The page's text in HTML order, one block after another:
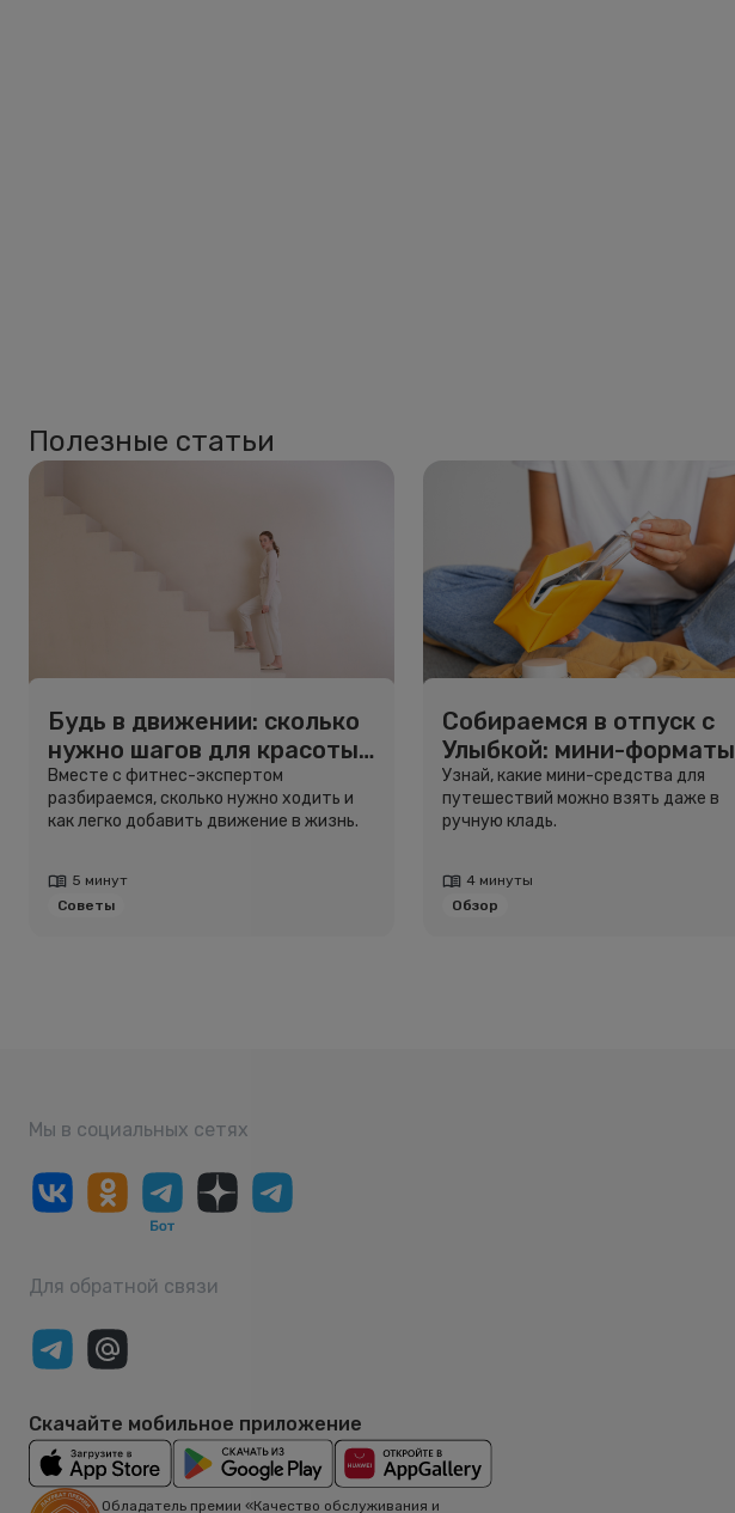
Полезные статьи
Будь в движении: сколько
нужно шагов для красоты
и здоровья
Вместе с фитнес-экспертом
разбираемся, сколько нужно ходить и
как легко добавить движение в жизнь.
5 минут
Советы
Собираемся в отпуск с
Улыбкой: мини-форматы
для путешествий
Узнай, какие мини-средства для
путешествий можно взять даже в
ручную кладь.
4 минуты
Обзор
Мы в социальных сетях
Для обратной связи
Скачайте мобильное приложение
Обладатель премии «Качество обслуживания и